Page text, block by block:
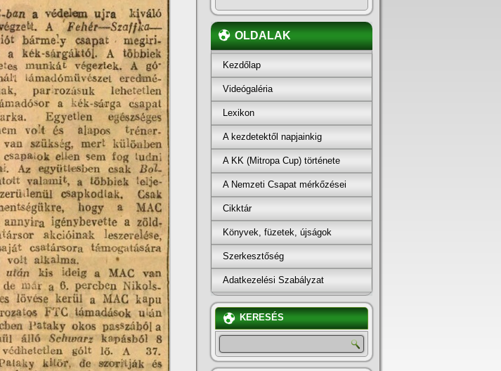
OLDALAK
Kezdőlap
Videógaléria
Lexikon
A kezdetektől napjainkig
A KK (Mitropa Cup) története
A Nemzeti Csapat mérkőzései
Cikktár
Könyvek, füzetek, újságok
Szerkesztőség
Adatkezelési Szabályzat
KERESÉS